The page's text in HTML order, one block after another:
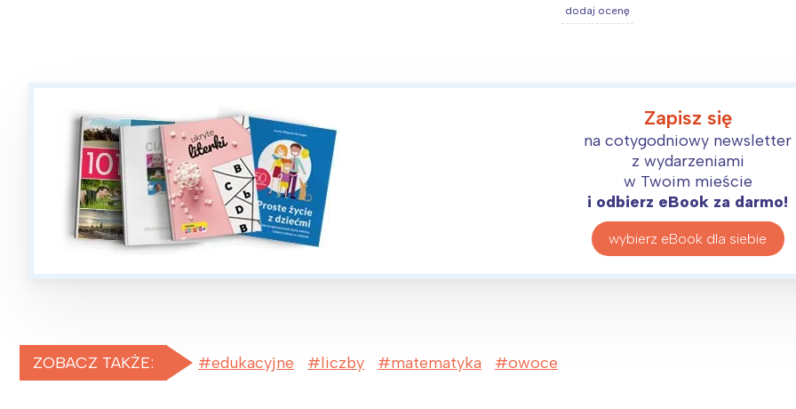
dodaj ocenę
Zapisz się
na cotygodniowy newsletter
z wydarzeniami
w Twoim mieście
i odbierz eBook za darmo!
wybierz eBook dla siebie
ZOBACZ TAKŻE: edukacyjne liczby matematyka owoce
Interesują mnie wydarzenia z tego
Południe
Północ
Wszystkie
Wybieram